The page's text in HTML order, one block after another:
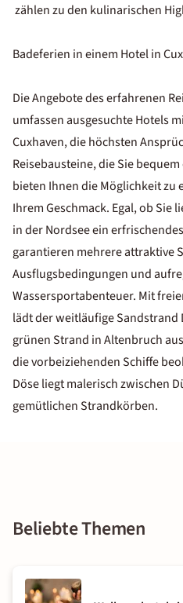
zählen zu den kulinarischen
Badeferien in einem Hotel in
Die Angebote des erfahrenen
umfassen ausgesuchte Hotels
Cuxhaven, die höchsten
Reisebausteine, die Sie
bieten Ihnen die Möglichkeit zu
Ihrem Geschmack. Egal, ob
in der Nordsee ein
garantieren mehrere attraktive
Ausflugsbedingungen und
Wassersportabenteuer. Mit
lädt der weitläufige Sandstrand
grünen Strand in Altenbruch
die vorbeiziehenden Schiffe
Döse liegt malerisch zwischen
gemütlichen Strandkörben.
Beliebte Themen